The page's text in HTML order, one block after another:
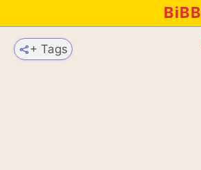
BiBB
+ Tags